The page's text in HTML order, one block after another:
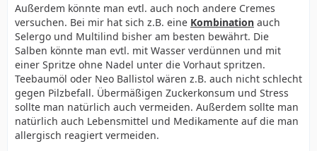
Außerdem könnte man evtl. auch noch andere Cremes
versuchen. Bei mir hat sich z.B. eine Kombination auch
Selergo und Multilind bisher am besten bewährt. Die
Salben könnte man evtl. mit Wasser verdünnen und mit
einer Spritze ohne Nadel unter die Vorhaut spritzen.
Teebaumöl oder Neo Ballistol wären z.B. auch nicht schlecht
gegen Pilzbefall. Übermäßigen Zuckerkonsum und Stress
sollte man natürlich auch vermeiden. Außerdem sollte man
natürlich auch Lebensmittel und Medikamente auf die man
allergisch reagiert vermeiden.